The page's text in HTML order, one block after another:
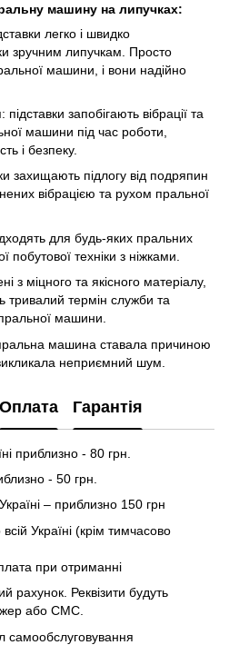
машину на липучках:
легко і швидко
зручним липучкам. Просто
машини, і вони надійно
запобігають вібрації та
машини під час роботи,
і безпеку.
захищають підлогу від подряпин
вібрацією та рухом пральної
для будь-яких пральних
техніки з ніжками.
з міцного та якісного матеріалу,
тривалий термін служби та
машини.
машина ставала причиною
неприємний шум.
Оплата Гарантія
приблизно - 80 грн.
- 50 грн.
– приблизно 150 грн
Україні (крім тимчасово
при отриманні
рахунок. Реквізити будуть
або СМС.
самообслуговування